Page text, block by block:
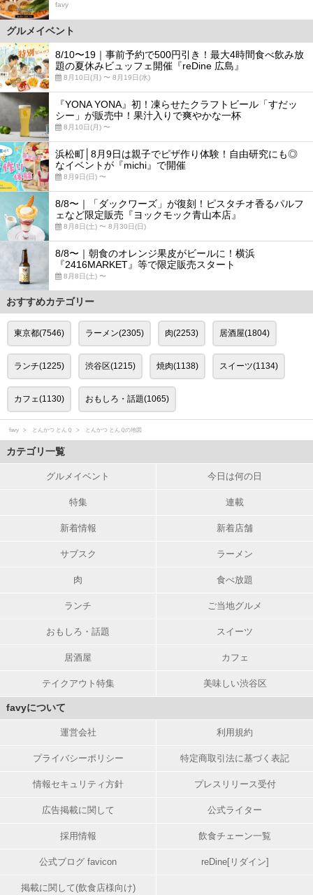
favy
グルメイベント
8/10〜19｜事前予約で500円引き！最大4時間食べ飲み放
題の夏休みビュッフェ開催『reDine 広島』
8月10日(月) 〜 8月19日(水)
『YONA YONA』初！凍らせたクラフトビール「すだッ
シー」が販売中！果汁入りで爽やかな一杯
8月10日(月) 〜
浜松町│8月9日は親子でピザ作り体験！自由研究にも◎
なイベントが『michi』で開催
8月9日(日) 〜
8/8〜｜「ダックワーズ」が復刻！ピスタチオ香るパルフ
ェなど限定販売『ヨックモック青山本店』
8月8日(土) 〜 8月30日(日)
8/8〜｜朝食のオレンジ果皮がビールに！横浜
『2416MARKET』等で限定販売スタート
8月8日(土) 〜
おすすめカテゴリー
東京都(7546) ラーメン(2305) 肉(2253) 居酒屋(1804)
ランチ(1225) 渋谷区(1215) 焼肉(1138) スイーツ(1134)
カフェ(1130) おもしろ・話題(1065)
favy とんかつ とんＱ とんかつ とんＱの地図
カテゴリ一覧
グルメイベント 今日は何の日
特集 連載
新着情報 新着店舗
サブスク ラーメン
肉 食べ放題
ランチ ご当地グルメ
おもしろ・話題 スイーツ
居酒屋 カフェ
テイクアウト特集 美味しい渋谷区
favyについて
運営会社 利用規約
プライバシーポリシー 特定商取引法に基づく表記
情報セキュリティ方針 プレスリリース受付
広告掲載に関して 公式ライター
採用情報 飲食チェーン一覧
公式ブログ favicon reDine[リダイン]
掲載に関して(飲食店様向け)